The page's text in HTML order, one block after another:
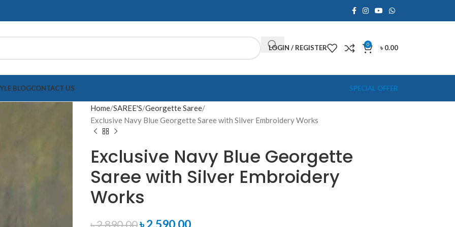
LOGIN / REGISTER 0 ৳0.00
BLOGCONTACT US SPECIAL OFFER
Home SAREE'S Georgette Saree
Exclusive Navy Blue Georgette Saree with Silver Embroidery Works
Exclusive Navy Blue Georgette
Saree with Silver Embroidery
Works
৳2,890.00৳2,590.00